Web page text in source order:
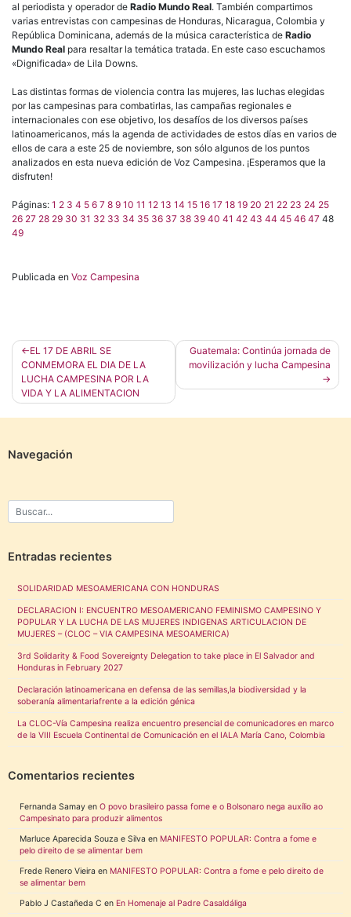
al periodista y operador de Radio Mundo Real. También compartimos
varias entrevistas con campesinas de Honduras, Nicaragua, Colombia y
República Dominicana, además de la música característica de Radio
Mundo Real para resaltar la temática tratada. En este caso escuchamos
«Dignificada» de Lila Downs.
Las distintas formas de violencia contra las mujeres, las luchas elegidas
por las campesinas para combatirlas, las campañas regionales e
internacionales con ese objetivo, los desafíos de los diversos países
latinoamericanos, más la agenda de actividades de estos días en varios de
ellos de cara a este 25 de noviembre, son sólo algunos de los puntos
analizados en esta nueva edición de Voz Campesina. ¡Esperamos que la
disfruten!
Páginas: 1 2 3 4 5 6 7 8 9 10 11 12 13 14 15 16 17 18 19 20 21 22 23 24 25
26 27 28 29 30 31 32 33 34 35 36 37 38 39 40 41 42 43 44 45 46 47 48
49
Publicada en Voz Campesina
Navegación
de
entradas
EL 17 DE ABRIL SE
CONMEMORA EL DIA DE LA
LUCHA CAMPESINA POR LA
VIDA Y LA ALIMENTACION
Guatemala: Continúa jornada de
movilización y lucha Campesina
Navegación
Entradas recientes
SOLIDARIDAD MESOAMERICANA CON HONDURAS
DECLARACION I: ENCUENTRO MESOAMERICANO FEMINISMO CAMPESINO Y
POPULAR Y LA LUCHA DE LAS MUJERES INDIGENAS ARTICULACION DE
MUJERES – (CLOC – VIA CAMPESINA MESOAMERICA)
3rd Solidarity & Food Sovereignty Delegation to take place in El Salvador and
Honduras in February 2027
Declaración latinoamericana en defensa de las semillas,la biodiversidad y la
soberanía alimentariafrente a la edición génica
La CLOC-Vía Campesina realiza encuentro presencial de comunicadores en marco
de la VIII Escuela Continental de Comunicación en el IALA María Cano, Colombia
Comentarios recientes
Fernanda Samay en O povo brasileiro passa fome e o Bolsonaro nega auxílio ao
Campesinato para produzir alimentos
Marluce Aparecida Souza e Silva en MANIFESTO POPULAR: Contra a fome e
pelo direito de se alimentar bem
Frede Renero Vieira en MANIFESTO POPULAR: Contra a fome e pelo direito de
se alimentar bem
Pablo J Castañeda C en En Homenaje al Padre Casaldáliga